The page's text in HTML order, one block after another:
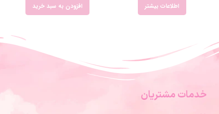
اطلاعات بیشتر افزودن به سبد خرید
خدمات مشتریان